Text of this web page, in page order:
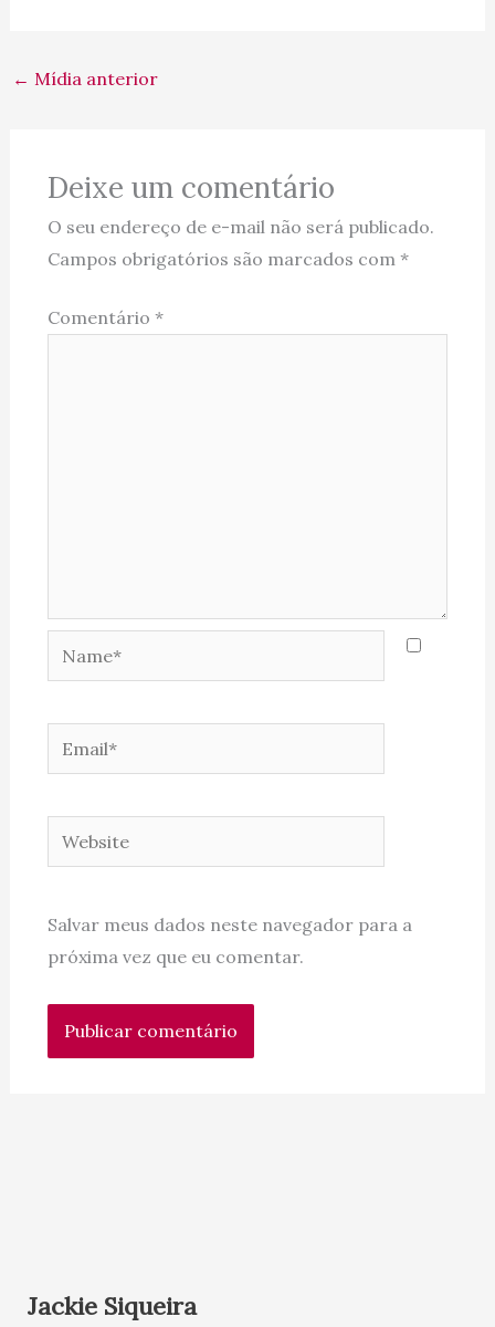
← Mídia anterior
Deixe um comentário
O seu endereço de e-mail não será publicado.
Campos obrigatórios são marcados com *
Comentário *
Name*
Email*
Website
Salvar meus dados neste navegador para a
próxima vez que eu comentar.
Jackie Siqueira